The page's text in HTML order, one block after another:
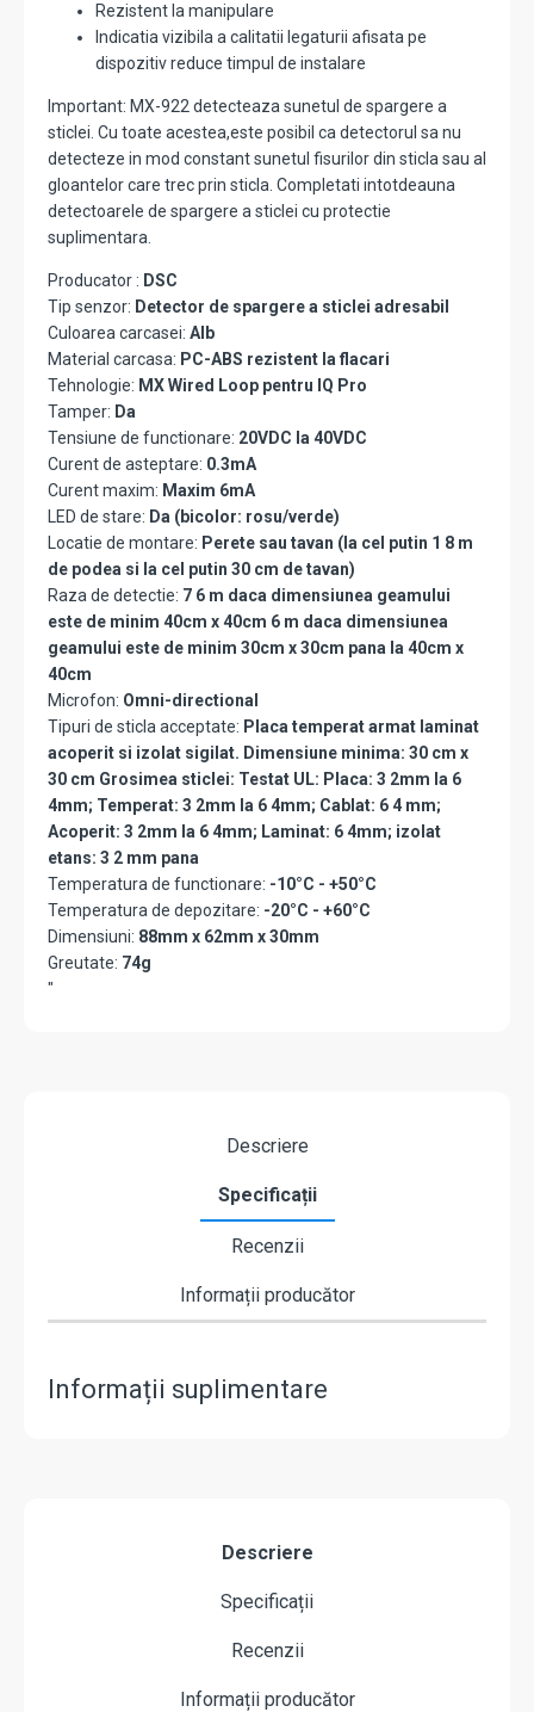
Rezistent la manipulare
Indicatia vizibila a calitatii legaturii afisata pe
dispozitiv reduce timpul de instalare
Important: MX-922 detecteaza sunetul de spargere a
sticlei. Cu toate acestea,este posibil ca detectorul sa nu
detecteze in mod constant sunetul fisurilor din sticla sau al
gloantelor care trec prin sticla. Completati intotdeauna
detectoarele de spargere a sticlei cu protectie
suplimentara.
Producator : DSC
Tip senzor: Detector de spargere a sticlei adresabil
Culoarea carcasei: Alb
Material carcasa: PC-ABS rezistent la flacari
Tehnologie: MX Wired Loop pentru IQ Pro
Tamper: Da
Tensiune de functionare: 20VDC la 40VDC
Curent de asteptare: 0.3mA
Curent maxim: Maxim 6mA
LED de stare: Da (bicolor: rosu/verde)
Locatie de montare: Perete sau tavan (la cel putin 1 8 m
de podea si la cel putin 30 cm de tavan)
Raza de detectie: 7 6 m daca dimensiunea geamului
este de minim 40cm x 40cm 6 m daca dimensiunea
geamului este de minim 30cm x 30cm pana la 40cm x
40cm
Microfon: Omni-directional
Tipuri de sticla acceptate: Placa temperat armat laminat
acoperit si izolat sigilat. Dimensiune minima: 30 cm x
30 cm Grosimea sticlei: Testat UL: Placa: 3 2mm la 6
4mm; Temperat: 3 2mm la 6 4mm; Cablat: 6 4 mm;
Acoperit: 3 2mm la 6 4mm; Laminat: 6 4mm; izolat
etans: 3 2 mm pana
Temperatura de functionare: -10°C - +50°C
Temperatura de depozitare: -20°C - +60°C
Dimensiuni: 88mm x 62mm x 30mm
Greutate: 74g
"
Descriere
Specificații
Recenzii
Informații producător
Informații suplimentare
Descriere
Specificații
Recenzii
Informații producător